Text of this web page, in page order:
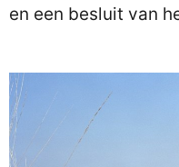
en een besluit van